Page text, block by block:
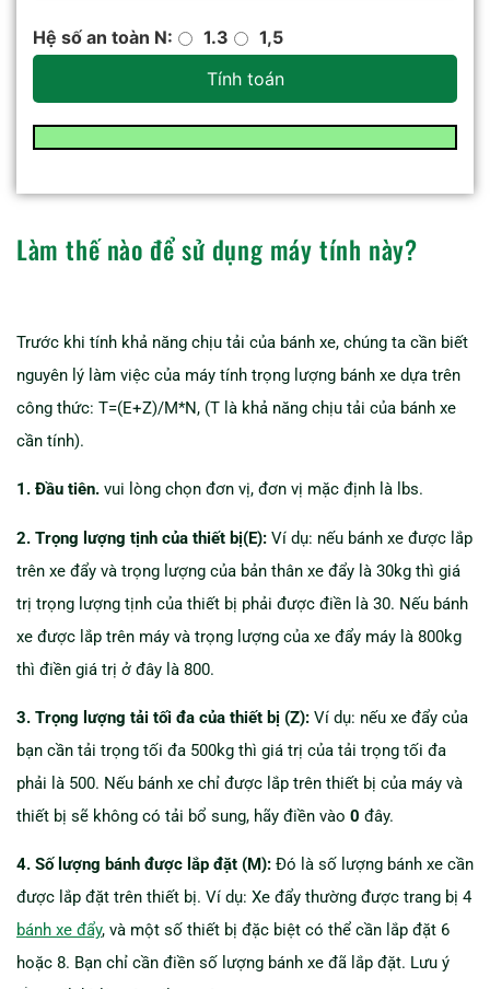
Hệ số an toàn N: 1.3
1,5
Tính toán
Làm thế nào để sử dụng máy tính này?
Trước khi tính khả năng chịu tải của bánh xe, chúng ta cần biết
nguyên lý làm việc của máy tính trọng lượng bánh xe dựa trên
công thức: T=(E+Z)/M*N, (T là khả năng chịu tải của bánh xe
cần tính).
1. Đầu tiên. vui lòng chọn đơn vị, đơn vị mặc định là lbs.
2. Trọng lượng tịnh của thiết bị(E): Ví dụ: nếu bánh xe được lắp
trên xe đẩy và trọng lượng của bản thân xe đẩy là 30kg thì giá
trị trọng lượng tịnh của thiết bị phải được điền là 30. Nếu bánh
xe được lắp trên máy và trọng lượng của xe đẩy máy là 800kg
thì điền giá trị ở đây là 800.
3. Trọng lượng tải tối đa của thiết bị (Z): Ví dụ: nếu xe đẩy của
bạn cần tải trọng tối đa 500kg thì giá trị của tải trọng tối đa
phải là 500. Nếu bánh xe chỉ được lắp trên thiết bị của máy và
thiết bị sẽ không có tải bổ sung, hãy điền vào 0 đây.
4. Số lượng bánh được lắp đặt (M): Đó là số lượng bánh xe cần
được lắp đặt trên thiết bị. Ví dụ: Xe đẩy thường được trang bị 4
bánh xe đẩy, và một số thiết bị đặc biệt có thể cần lắp đặt 6
hoặc 8. Bạn chỉ cần điền số lượng bánh xe đã lắp đặt. Lưu ý